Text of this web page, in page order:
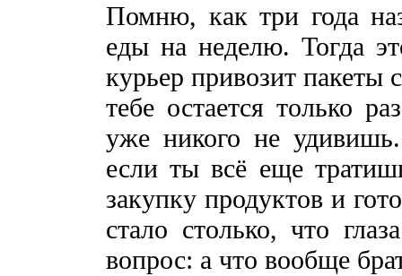
Помню, как три года
еды на неделю. Тогда
курьер привозит пакеты
тебе остается только
уже никого не
если ты всё еще
закупку продуктов и
стало столько, что
вопрос: а что вообще